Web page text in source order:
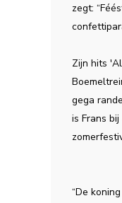
zegt:
Zijn hits
gega
is Frans
“De